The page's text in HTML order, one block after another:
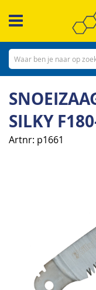
naar
inhoud
SILKY
Artnr p1661